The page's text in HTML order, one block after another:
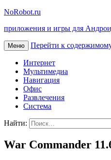
NoRobot.ru
приложения и игры для
Меню Перейти к
Интернет
Мультимедиа
Навигация
Офис
Развлечения
Система
Найти:
War Commander